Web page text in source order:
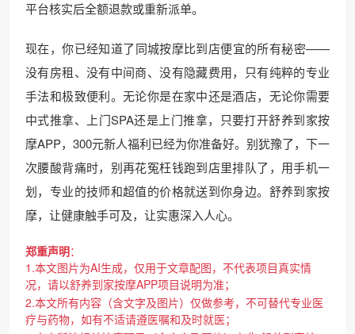
平台核实后全额退款或重新派单。
现在，你已经知道了同城按摩比到店便宜的所有秘密——
没有房租、没有中间商、没有隐藏费用，只有纯粹的专业
手法和极致便利。无论你是在家中还是酒店，无论你需要
中式推拿、上门SPA还是上门推拿，只要打开舒养到家按
摩APP，300元新人福利已经为你准备好。别犹豫了，下一
次腰酸背痛时，别再花冤枉钱跑到店里排队了，用手机一
划，专业的技师和超值的价格就送到你身边。舒养到家按
摩，让健康触手可及，让实惠深入人心。
郑重声明：
1.本文图片为AI生成，仅用于文章配图，不代表项目真实情
况，请以舒养到家按摩APP项目说明为准；
2.本文所有内容（含文字及图片）仅做参考，不可替代专业医
疗与药物，如有不适请遵医嘱和及时就医；